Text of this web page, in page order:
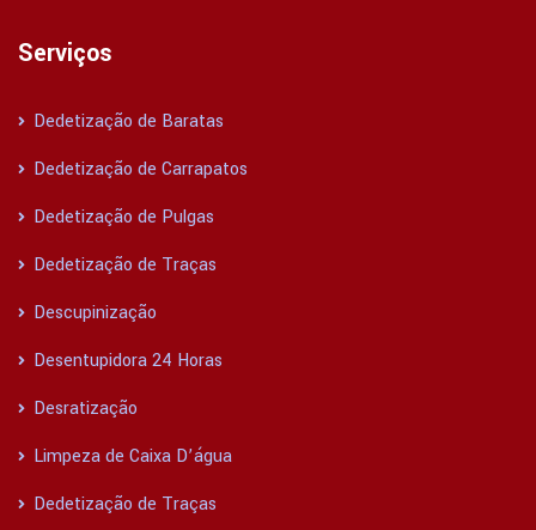
Serviços
Dedetização de Baratas
Dedetização de Carrapatos
Dedetização de Pulgas
Dedetização de Traças
Descupinização
Desentupidora 24 Horas
Desratização
Limpeza de Caixa D’água
Dedetização de Traças